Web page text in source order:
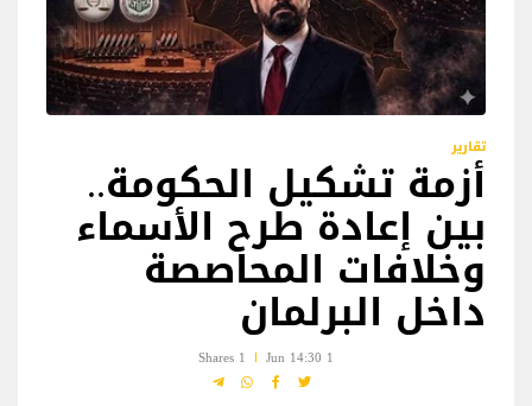
تقارير
أزمة تشكيل الحكومة..
بين إعادة طرح الأسماء
وخلافات المحاصصة
داخل البرلمان
1 Jun 14:30
1 Shares